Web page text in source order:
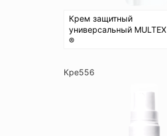
Крем защитный
универсальный MULTEX
®
Кре556